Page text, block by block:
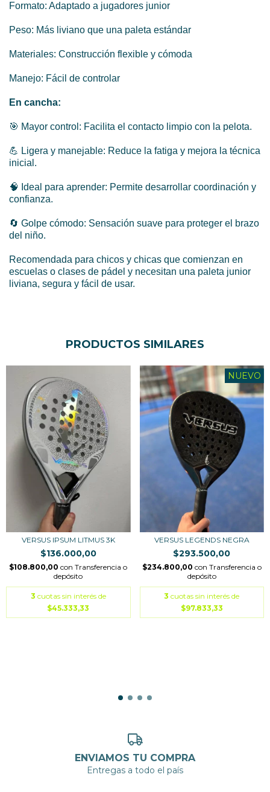
Formato: Adaptado a jugadores junior
Peso: Más liviano que una paleta estándar
Materiales: Construcción flexible y cómoda
Manejo: Fácil de controlar
En cancha:
🎯 Mayor control: Facilita el contacto limpio con la pelota.
💪 Ligera y manejable: Reduce la fatiga y mejora la técnica
inicial.
🧠 Ideal para aprender: Permite desarrollar coordinación y
confianza.
🔄 Golpe cómodo: Sensación suave para proteger el brazo
del niño.
Recomendada para chicos y chicas que comienzan en
escuelas o clases de pádel y necesitan una paleta junior
liviana, segura y fácil de usar.
PRODUCTOS SIMILARES
VERSUS IPSUM LITMUS 3K
$136.000,00
$108.800,00con Transferencia o
depósito
3 cuotas sin interés de
$45.333,33
NUEVO
VERSUS LEGENDS NEGRA
$293.500,00
$234.800,00 con Transferencia o
depósito
3 cuotas sin interés de
$97.833,33
ENVIAMOS TU COMPRA
Entregas a todo el país